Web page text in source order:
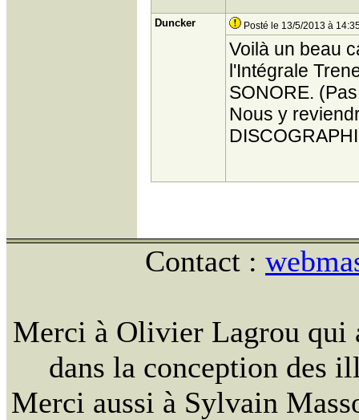
Duncker Posté le 13/5/2013 à
Voilà un beau
l'Intégrale
SONORE.
Nous y
Contact :
Merci à Olivier Lagrou qui
dans la conception des
Merci aussi à Sylvain